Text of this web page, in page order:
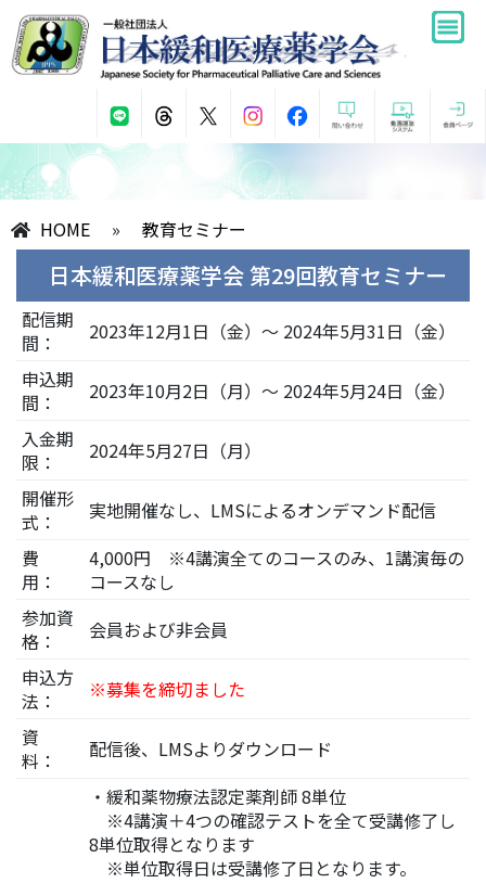
HOME » 教育セミナー
日本緩和医療薬学会 第29回教育セミナー
配信期
間：
2023年12月1日（金）～ 2024年5月31日（金）
申込期
間：
2023年10月2日（月）～ 2024年5月24日（金）
入金期
限：
2024年5月27日（月）
開催形
式：
実地開催なし、LMSによるオンデマンド配信
費
用：
4,000円 ※4講演全てのコースのみ、1講演毎の
コースなし
参加資
格：
会員および非会員
申込方
法：
※募集を締切ました
資
料：
配信後、LMSよりダウンロード
・緩和薬物療法認定薬剤師 8単位
※4講演＋4つの確認テストを全て受講修了し
8単位取得となります
※単位取得日は受講修了日となります。